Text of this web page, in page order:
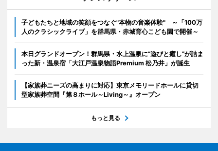
子どもたちと地域の笑顔をつなぐ"本物の音楽体験" ～「100万
人のクラシックライブ」を群馬県・赤城育心こども園で開催～
本日グランドオープン！群馬県・水上温泉に“遊びと癒し”が詰ま
った新・温泉宿「大江戸温泉物語Premium 松乃井」が誕生
【家族葬ニーズの高まりに対応】東京メモリードホールに貸切
型家族葬空間『第８ホール～Living～』オープン
もっと見る